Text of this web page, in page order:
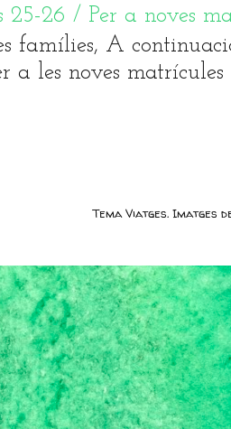
25-26 / Per a noves
famílies, A
a les noves
Tema Viatges. Imatges